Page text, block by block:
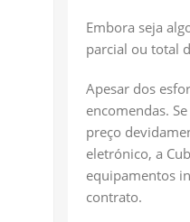
Embora seja
parcial ou total
Apesar dos
encomendas.
preço
eletrónico, a
equipamentos
contrato.